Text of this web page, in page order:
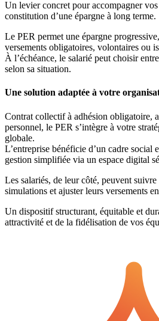
Un levier concret pour accompagner
constitution d’une épargne à long terme.
Le PER permet une épargne
versements obligatoires, volontaires ou
À l’échéance, le salarié peut choisir
selon sa situation.
Une solution adaptée à votre
Contrat collectif à adhésion obligatoire,
personnel, le PER s’intègre à votre
globale.
L’entreprise bénéficie d’un cadre social
gestion simplifiée via un espace digital
Les salariés, de leur côté, peuvent
simulations et ajuster leurs versements
Un dispositif structurant, équitable et
attractivité et de la fidélisation de vos